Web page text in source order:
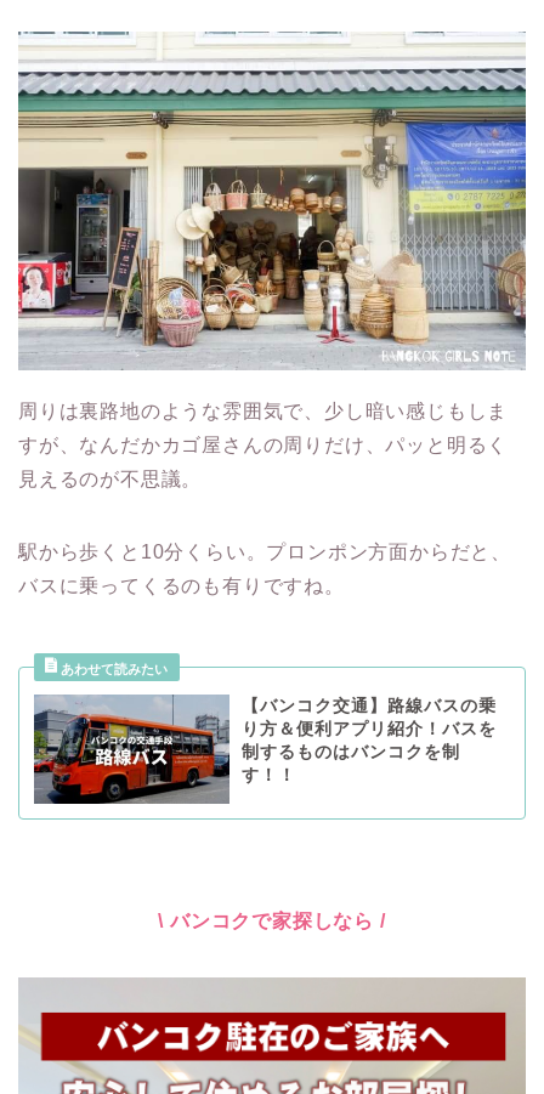
周りは裏路地のような雰囲気で、少し暗い感じもしま
すが、なんだかカゴ屋さんの周りだけ、パッと明るく
見えるのが不思議。
駅から歩くと10分くらい。プロンポン方面からだと、
バスに乗ってくるのも有りですね。
【バンコク交通】路線バスの乗
り方＆便利アプリ紹介！バスを
制するものはバンコクを制
す！！
\ バンコクで家探しなら /